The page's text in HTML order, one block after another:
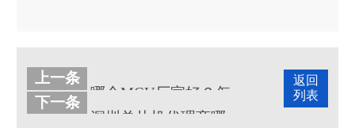
返回
列表
上一条
下一条